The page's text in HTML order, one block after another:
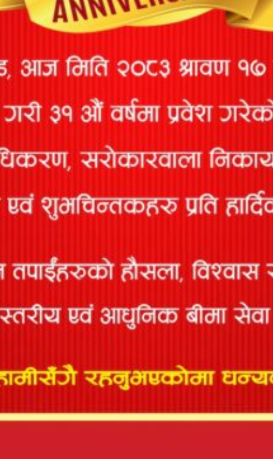
23rd_Annual Report_2074-075 Download
डाउनलोड्स
त्रैमासिक रिपोर्ट
दावी कागजात
प्रस्ताव फाराम
वार्षिक प्रतिवेदन
कम्पनी परिचय
विचार र लक्ष्य तथा उद्देश्य
बिभागीय प्रमुख
प्रादेशिक कार्यालय